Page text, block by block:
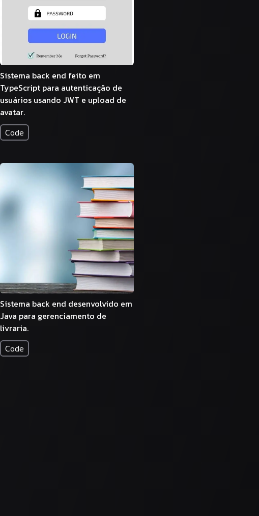
Sistema back end feito em
TypeScript para autenticação de
usuários usando JWT e upload de
avatar.
Code
Sistema back end desenvolvido em
Java para gerenciamento de
livraria.
Code